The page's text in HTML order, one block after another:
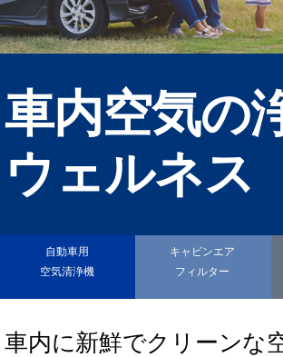
車内空気の
ウェルネス
自動車用
空気清浄機
キャビンエア
フィルター
車内に新鮮でクリーンな